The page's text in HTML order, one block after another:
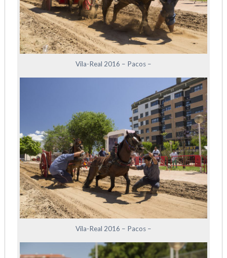
Vila-Real 2016 – Pacos –
Vila-Real 2016 – Pacos –